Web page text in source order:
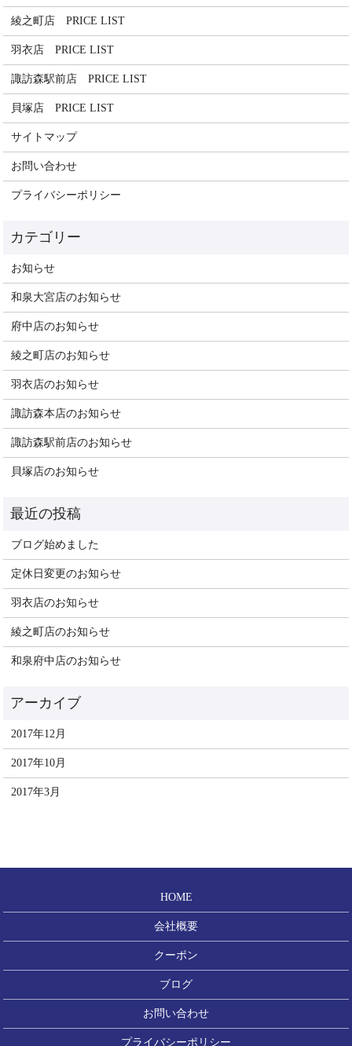
綾之町店 PRICE LIST
羽衣店 PRICE LIST
諏訪森駅前店 PRICE LIST
貝塚店 PRICE LIST
サイトマップ
お問い合わせ
プライバシーポリシー
お知らせ
和泉大宮店のお知らせ
府中店のお知らせ
綾之町店のお知らせ
羽衣店のお知らせ
諏訪森本店のお知らせ
諏訪森駅前店のお知らせ
貝塚店のお知らせ
ブログ始めました
定休日変更のお知らせ
羽衣店のお知らせ
綾之町店のお知らせ
和泉府中店のお知らせ
2017年12月
2017年10月
2017年3月
HOME
会社概要
クーポン
ブログ
お問い合わせ
プライバシーポリシー